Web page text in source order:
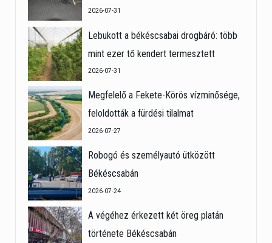
2026-07-31
Lebukott a békéscsabai drogbáró: több
mint ezer tő kendert termesztett
2026-07-31
Megfelelő a Fekete-Körös vízminősége,
feloldották a fürdési tilalmat
2026-07-27
Robogó és személyautó ütközött
Békéscsabán
2026-07-24
A végéhez érkezett két öreg platán
története Békéscsabán